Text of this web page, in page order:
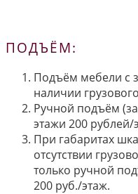
ПОДЪЁМ:
Подъём мебели с
наличии
Ручной подъём
этажи 200 рублей/
При габаритах
отсутствии
только ручной
200 руб./этаж.